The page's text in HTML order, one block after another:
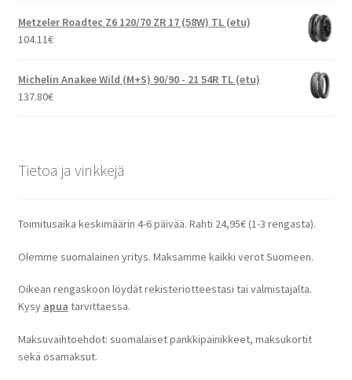
Metzeler Roadtec Z6 120/70 ZR 17 (58W) TL (etu)
104.11€
Michelin Anakee Wild (M+S) 90/90 - 21 54R TL (etu)
137.80€
Tietoa ja vinkkejä
Toimitusaika keskimäärin 4-6 päivää. Rahti 24,95€ (1-3 rengasta).
Olemme suomalainen yritys. Maksamme kaikki verot Suomeen.
Oikean rengaskoon löydät rekisteriotteestasi tai valmistajalta.
Kysy apua tarvittaessa.
Maksuvaihtoehdot: suomalaiset pankkipainikkeet, maksukortit
sekä osamaksut.